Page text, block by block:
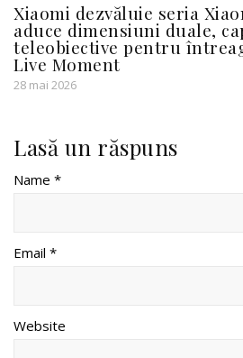
Xiaomi dezvăluie seria
aduce dimensiuni duale,
teleobiective pentru
Live Moment
28 mai 2026
Lasă un răspuns
Name *
Email *
Website